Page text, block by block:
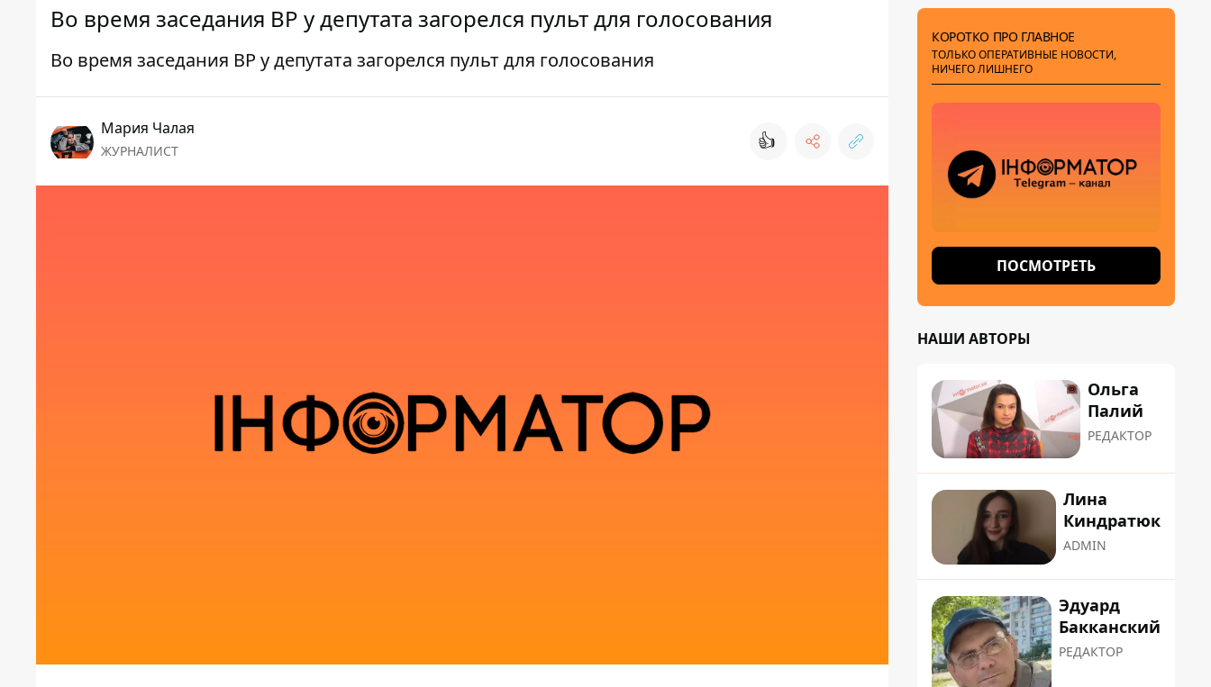
Во время заседания ВР у депутата загорелся пульт для голосования
Во время заседания ВР у депутата загорелся пульт для голосования
Мария Чалая
ЖУРНАЛИСТ 👍
КОРОТКО ПРО ГЛАВНОЕ
ТОЛЬКО ОПЕРАТИВНЫЕ НОВОСТИ,
НИЧЕГО ЛИШНЕГО
ПОСМОТРЕТЬ
НАШИ АВТОРЫ
Ольга
Палий
РЕДАКТОР
Лина
Киндратюк
ADMIN
Эдуард
Бакканский
РЕДАКТОР